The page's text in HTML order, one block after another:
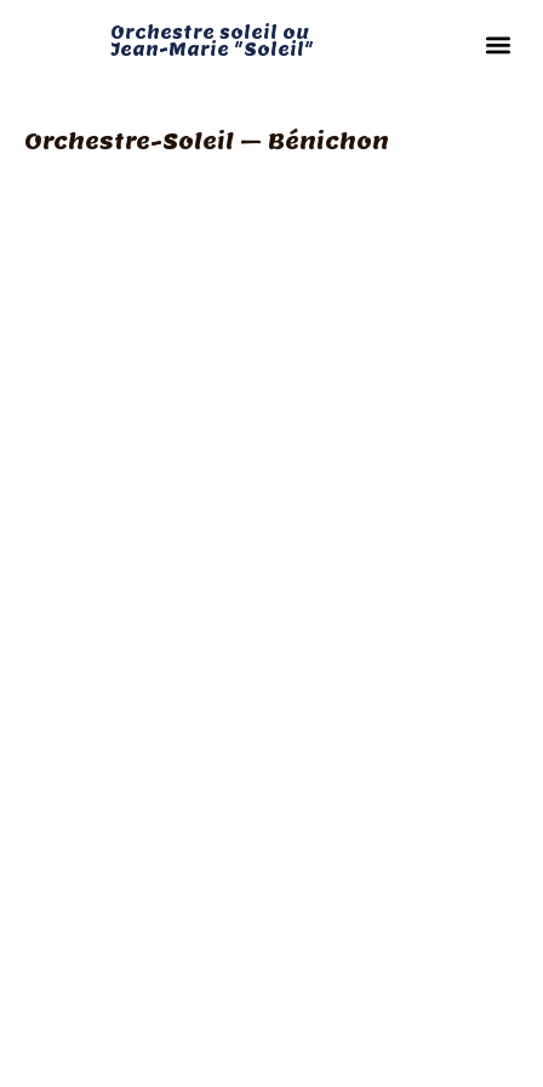
Orchestre soleil ou
Jean-Marie "Soleil"
Orchestre-Soleil – Bénichon